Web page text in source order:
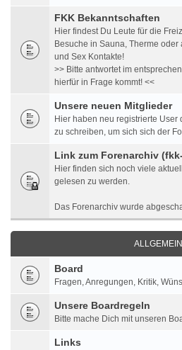
FKK Bekanntschaften
Hier findest Du Leute für die
Besuche in Sauna, Therme
und Sex Kontakte!
>> Bitte antwortet im
hierfür in Frage kommt! <<
Unsere neuen Mitglieder
Hier haben neu registrierte
zu schreiben, um sich sich der
Link zum Forenarchiv
Hier finden sich noch viele
gelesen zu werden.
Das Forenarchiv wurde
ALLGEMEIN
Board
Fragen, Anregungen, Kritik,
Unsere Boardregeln
Bitte mache Dich mit unseren
Links